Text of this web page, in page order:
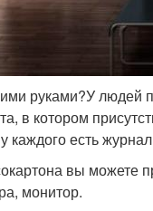
руками?У
в котором
есть
вы
монитор.